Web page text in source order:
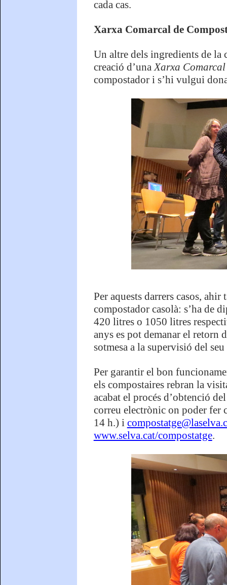
cada cas.
Xarxa Comarcal de
Un altre dels ingredients de la
creació d’unaXarxa
compostador i s’hi vulgui
Per aquests darrers casos,
compostador casolà: s’ha de
420 litres o 1050 litres
anys es pot demanar el retorn
sotmesa a la supervisió del seu
Per garantir el bon
els compostaires rebran la
acabat el procés d’obtenció
correu electrònic on poder fer
14 h.) i
www.selva.cat/compostatge.